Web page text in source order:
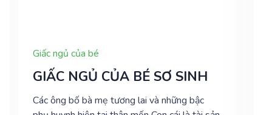
Giấc ngủ của bé
GIẤC NGỦ CỦA BÉ SƠ SINH
Các ông bố bà mẹ tương lai và những bậc